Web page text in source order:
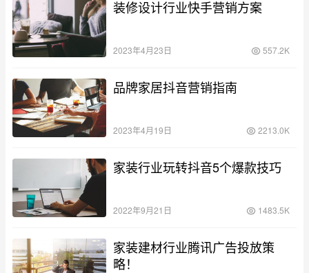
装修设计行业快手营销方案
2023年4月23日 557.2K
品牌家居抖音营销指南
2023年4月19日 2213.0K
家装行业玩转抖音5个爆款技巧
2022年9月21日 1483.5K
家装建材行业腾讯广告投放策
略！